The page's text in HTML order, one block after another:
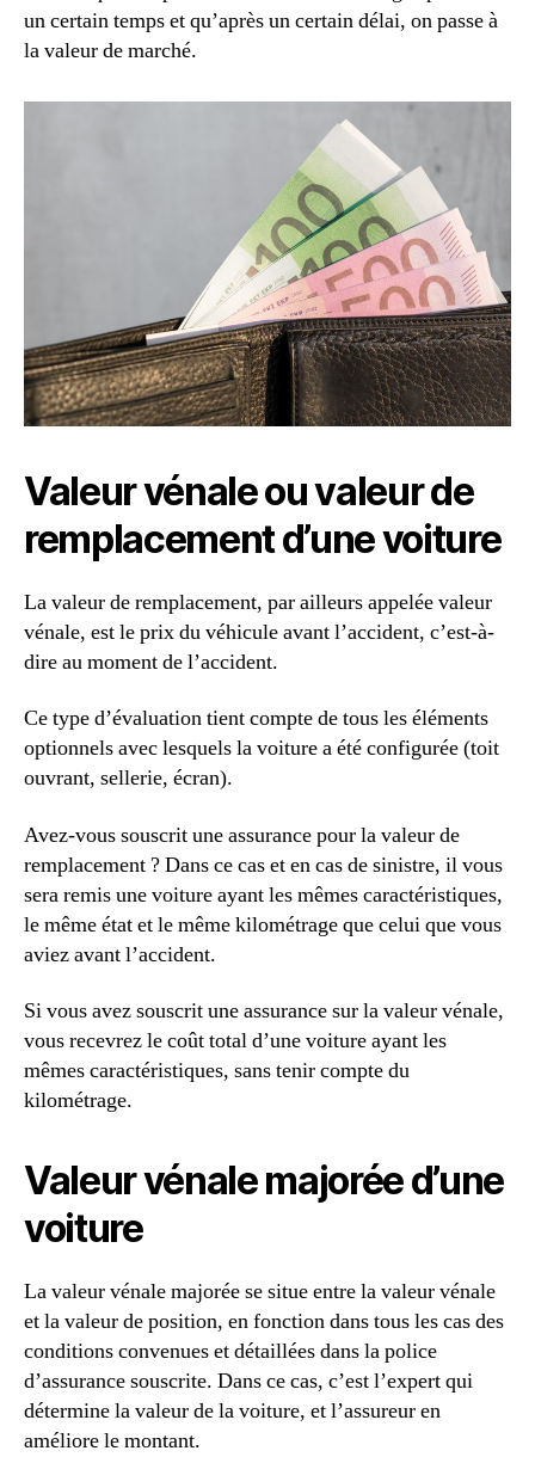
un certain temps et qu’après un certain délai, on passe à
la valeur de marché.
Valeur vénale ou valeur de
remplacement d’une voiture
La valeur de remplacement, par ailleurs appelée valeur
vénale, est le prix du véhicule avant l’accident, c’est-à-
dire au moment de l’accident.
Ce type d’évaluation tient compte de tous les éléments
optionnels avec lesquels la voiture a été configurée (toit
ouvrant, sellerie, écran).
Avez-vous souscrit une assurance pour la valeur de
remplacement ? Dans ce cas et en cas de sinistre, il vous
sera remis une voiture ayant les mêmes caractéristiques,
le même état et le même kilométrage que celui que vous
aviez avant l’accident.
Si vous avez souscrit une assurance sur la valeur vénale,
vous recevrez le coût total d’une voiture ayant les
mêmes caractéristiques, sans tenir compte du
kilométrage.
Valeur vénale majorée d’une
voiture
La valeur vénale majorée se situe entre la valeur vénale
et la valeur de position, en fonction dans tous les cas des
conditions convenues et détaillées dans la police
d’assurance souscrite. Dans ce cas, c’est l’expert qui
détermine la valeur de la voiture, et l’assureur en
améliore le montant.